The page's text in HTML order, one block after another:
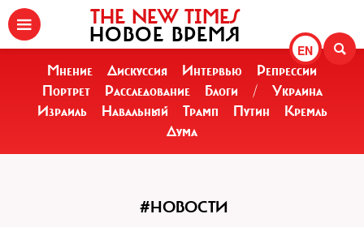
EN
THE NEW TIMES
НОВОЕ ВРЕМЯ
Мнение Дискуссия Интервью
Репрессии
Портрет
Расследование Блоги /
Украина
Израиль
Навальный Трамп Путин
Кремль
Дума
#НОВОСТИ